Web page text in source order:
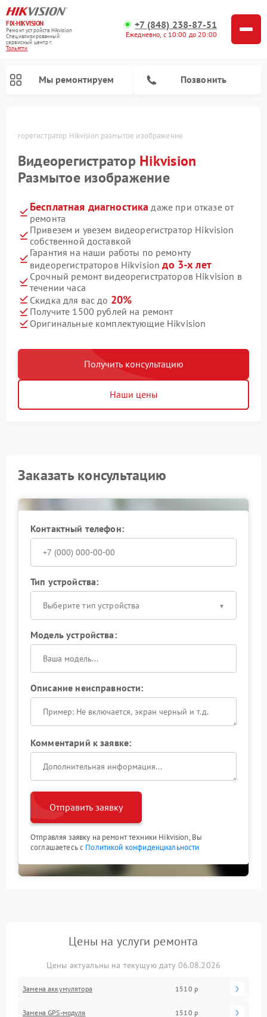
FIX-HIKVISION
Ремонт устройств Hikvision
Специализированный
cервисный центр г.
Тольятти
+7 (848) 238-87-51
Ежедневно, с 10:00 до 20:00
Мы ремонтируем Позвонить
Видеорегистратор Hikvision размытое изображение
Видеорегистратор Hikvision
Размытое изображение
Бесплатная диагностика даже при отказе от
ремонта
Привезем и увезем видеорегистратор Hikvision
собственной доставкой
Гарантия на наши работы по ремонту
видеорегистраторов Hikvisionдо 3-х лет
Срочный ремонт видеорегистраторов Hikvision в
течении часа
Скидка для вас до 20%
Получите 1500 рублей на ремонт
Оригинальные комплектующие Hikvision
Получить консультацию
Наши цены
Заказать консультацию
Контактный телефон:
Тип устройства:
Выберите тип устройства
Модель устройства:
Описание неисправности:
Комментарий к заявке:
Отправить заявку
Отправляя заявку на ремонт техники Hikvision, Вы
соглашаетесь с Политикой конфиденциальности
Цены на услуги ремонта
Цены актуальны на текущую дату 06.08.2026
Замена аккумулятора 1510 р
Замена GPS-модуля 1510 р